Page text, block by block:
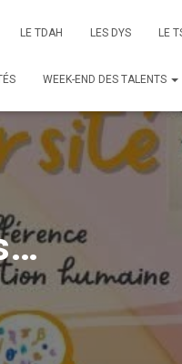
LE TDAH LES DYS LE
WEEK-END DES TALENTS